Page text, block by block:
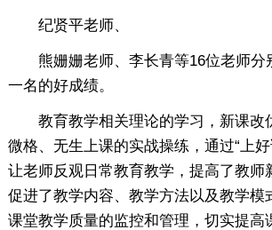
纪贤平老师、
熊姗姗老师、李长青等16位老师分
一名的好成绩。
教育教学相关理论的学习，新课改
微格、无生上课的实战操练，通过“上
让老师反观日常教育教学，提高了教师
促进了教学内容、教学方法以及教学模
课堂教学质量的监控和管理，切实提高